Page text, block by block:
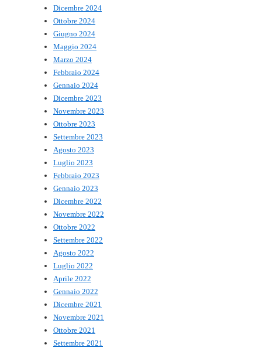
Dicembre 2024
Ottobre 2024
Giugno 2024
Maggio 2024
Marzo 2024
Febbraio 2024
Gennaio 2024
Dicembre 2023
Novembre 2023
Ottobre 2023
Settembre 2023
Agosto 2023
Luglio 2023
Febbraio 2023
Gennaio 2023
Dicembre 2022
Novembre 2022
Ottobre 2022
Settembre 2022
Agosto 2022
Luglio 2022
Aprile 2022
Gennaio 2022
Dicembre 2021
Novembre 2021
Ottobre 2021
Settembre 2021